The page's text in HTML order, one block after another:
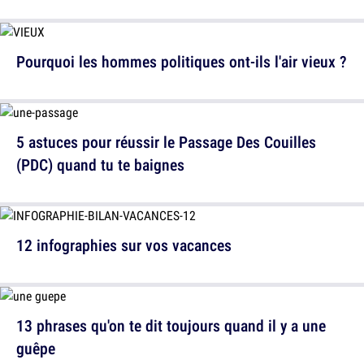
Pourquoi les hommes politiques ont-ils l'air vieux ?
12 infographies sur vos vacances
5 astuces pour réussir le Passage Des Couilles
(PDC) quand tu te baignes
13 phrases qu'on te dit toujours quand il y a une
guêpe